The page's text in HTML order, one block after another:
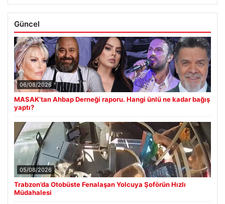
Güncel
06/08/2026
MASAK’tan Ahbap Derneği raporu. Hangi ünlü ne kadar bağış
yaptı?
05/08/2026
Trabzon’da Otobüste Fenalaşan Yolcuya Şoförün Hızlı
Müdahalesi